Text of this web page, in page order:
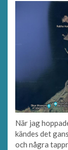
När jag
kändes det
och några